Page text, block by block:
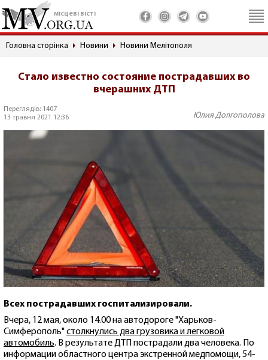
місцеві вісті
Головна сторінка Новини Новини Мелітополя
Стало известно состояние пострадавших во
вчерашних ДТП
Переглядів: 1407
13 травня 2021 12:36
Юлия Долгополова
Всех пострадавших госпитализировали.
Вчера, 12 мая, около 14.00 на автодороге "Харьков-
Симферополь"столкнулись два грузовика и легковой
автомобиль. В результате ДТП пострадали два человека. По
информации областного центра экстренной медпомощи, 54-